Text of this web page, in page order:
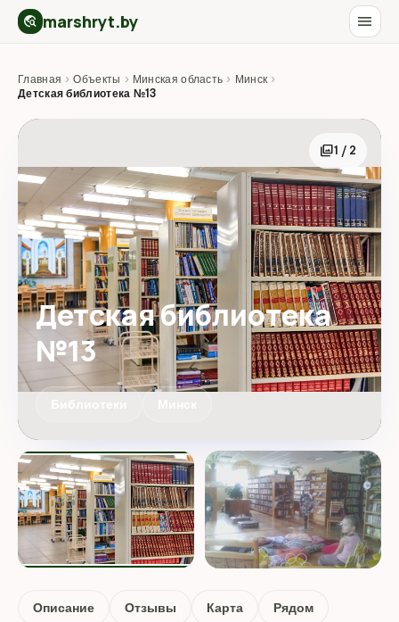
travel_explore marshryt.by menu
Главная › Объекты › Минская область › Минск ›
Детская библиотека №13
photo_library1 / 2
Детская библиотека
№13
Описание Отзывы Карта Рядом